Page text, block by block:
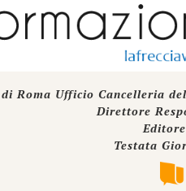
Roma Ufficio Cancelleria
Direttore
Testata